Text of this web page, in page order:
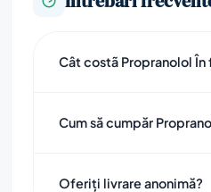
Cât costã Propranolol În
Cum să cumpăr
Oferiți livrare anonimă?